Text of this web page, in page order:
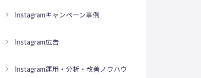
Instagramキャンペーン事例
Instagram広告
Instagram運用・分析・改善ノウハウ